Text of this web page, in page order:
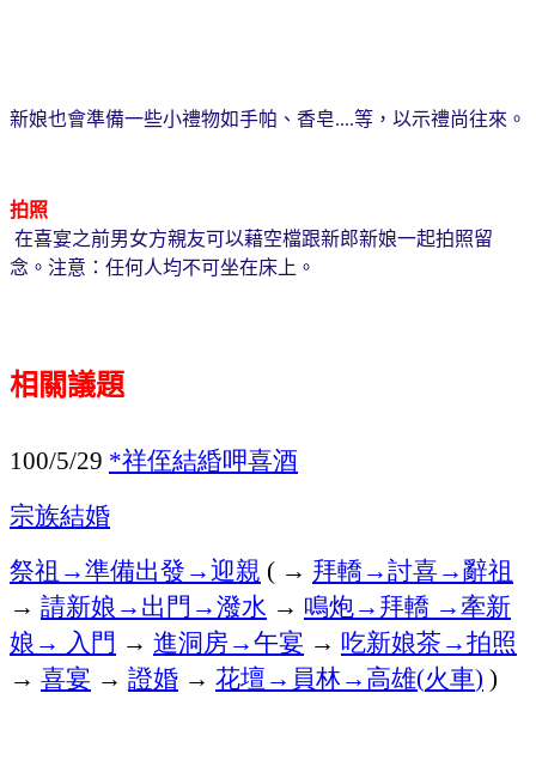
新娘也會準備一些小禮物如手帕、香皂....等，以示禮尚往來。
拍照
在喜宴之前男女方親友可以藉空檔跟新郎新娘一起拍照留
念。 注意：任何人均不可坐在床上。
相關議題
100/5/29 *祥侄結緍呷喜酒
宗族結婚
祭祖→準備出發→迎親 ( → 拜轎→討喜→辭祖
→ 請新娘→出門→潑水 → 鳴炮→拜轎 →牽新
娘→ 入門 → 進洞房→午宴 → 吃新娘茶→拍照
→ 喜宴 → 證婚 → 花壇→員林→高雄(火車) )